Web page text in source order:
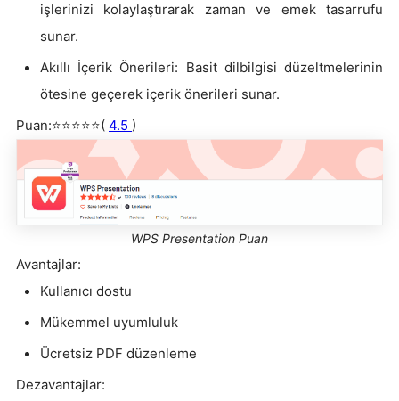
işlerinizi kolaylaştırarak zaman ve emek tasarrufu
sunar.
Akıllı İçerik Önerileri: Basit dilbilgisi düzeltmelerinin
ötesine geçerek içerik önerileri sunar.
Puan:⭐⭐⭐⭐⭐( 4.5 )
WPS Presentation Puan
Avantajlar:
Kullanıcı dostu
Mükemmel uyumluluk
Ücretsiz PDF düzenleme
Dezavantajlar: